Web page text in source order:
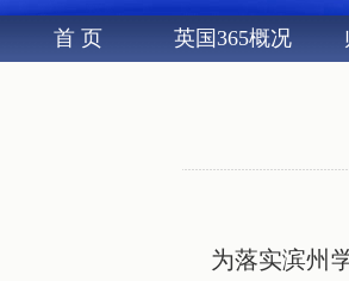
首 页 英国365概况
为落实滨州